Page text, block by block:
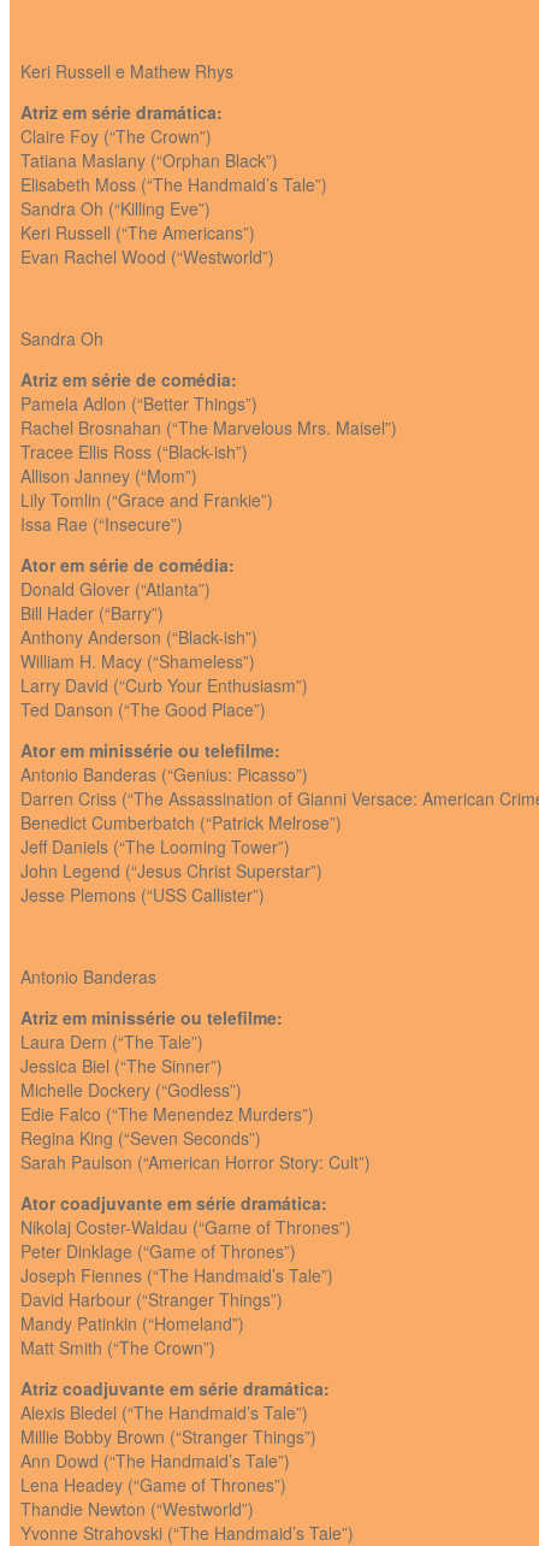
Keri Russell e Mathew Rhys
Atriz em série dramática:
Claire Foy (“The Crown”)
Tatiana Maslany (“Orphan Black”)
Elisabeth Moss (“The Handmaid’s Tale”)
Sandra Oh (“Killing Eve”)
Keri Russell (“The Americans”)
Evan Rachel Wood (“Westworld”)
Sandra Oh
Atriz em série de comédia:
Pamela Adlon (“Better Things”)
Rachel Brosnahan (“The Marvelous Mrs. Maisel”)
Tracee Ellis Ross (“Black-ish”)
Allison Janney (“Mom”)
Lily Tomlin (“Grace and Frankie”)
Issa Rae (“Insecure”)
Ator em série de comédia:
Donald Glover (“Atlanta”)
Bill Hader (“Barry”)
Anthony Anderson (“Black-ish”)
William H. Macy (“Shameless”)
Larry David (“Curb Your Enthusiasm”)
Ted Danson (“The Good Place”)
Ator em minissérie ou telefilme:
Antonio Banderas (“Genius: Picasso”)
Darren Criss (“The Assassination of Gianni Versace: American
Benedict Cumberbatch (“Patrick Melrose”)
Jeff Daniels (“The Looming Tower”)
John Legend (“Jesus Christ Superstar”)
Jesse Plemons (“USS Callister”)
Antonio Banderas
Atriz em minissérie ou telefilme:
Laura Dern (“The Tale”)
Jessica Biel (“The Sinner”)
Michelle Dockery (“Godless”)
Edie Falco (“The Menendez Murders”)
Regina King (“Seven Seconds”)
Sarah Paulson (“American Horror Story: Cult”)
Ator coadjuvante em série dramática:
Nikolaj Coster-Waldau (“Game of Thrones”)
Peter Dinklage (“Game of Thrones”)
Joseph Fiennes (“The Handmaid’s Tale”)
David Harbour (“Stranger Things”)
Mandy Patinkin (“Homeland”)
Matt Smith (“The Crown”)
Atriz coadjuvante em série dramática:
Alexis Bledel (“The Handmaid’s Tale”)
Millie Bobby Brown (“Stranger Things”)
Ann Dowd (“The Handmaid’s Tale”)
Lena Headey (“Game of Thrones”)
Thandie Newton (“Westworld”)
Yvonne Strahovski (“The Handmaid’s Tale”)